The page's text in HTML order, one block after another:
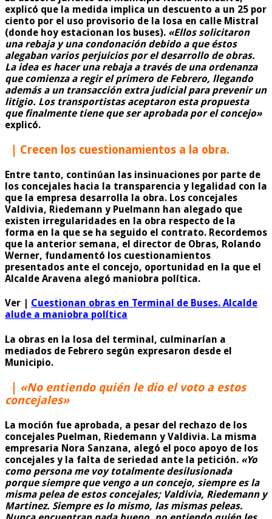
explicó que la medida implica un descuento a un 25 por
ciento por el uso provisorio de la losa en calle Mistral
(donde hoy estacionan los buses). «Ellos solicitaron
una rebaja y una condonación debido a que éstos
alegaban varios perjuicios por el desarrollo de obras.
La idea es hacer una rebaja a través de una ordenanza
que comienza a regir el primero de Febrero, llegando
además a un transacción extra judicial para prevenir un
litigio. Los transportistas aceptaron esta propuesta
que finalmente tiene que ser aprobada por el concejo»
explicó.
| Crecen los cuestionamientos a la obra.
Entre tanto, continúan las insinuaciones por parte de
los concejales hacia la transparencia y legalidad con la
que la empresa desarrolla la obra. Los concejales
Valdivia, Riedemann y Puelmann han alegado que
existen irregularidades en la obra respecto de la
forma en la que se ha seguido el contrato. Recordemos
que la anterior semana, el director de Obras, Rolando
Werner, fundamentó los cuestionamientos
presentados ante el concejo, oportunidad en la que el
Alcalde Aravena alegó maniobra política.
Ver |
Cuestionan obras en Terminal de Buses. Alcalde
alude a maniobra política
La obras en la losa del terminal, culminarían a
mediados de Febrero según expresaron desde el
Municipio.
«No entiendo quién le dio el voto a estos
concejales»
La moción fue aprobada, a pesar del rechazo de los
concejales Puelman, Riedemann y Valdivia. La misma
empresaria Nora Sanzana, alegó el poco apoyo de los
concejales y la falta de seriedad ante la petición. «Yo
como persona me voy totalmente desilusionada
porque siempre que vengo a un concejo, siempre es la
misma pelea de estos concejales; Valdivia, Riedemann y
Martinez. Siempre es lo mismo, las mismas peleas.